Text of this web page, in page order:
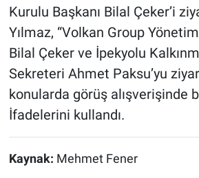
Kurulu Başkanı Bilal Çeker’i
Yılmaz, “Volkan Group
Bilal Çeker ve İpekyolu
Sekreteri Ahmet Paksu’yu
konularda görüş alışverişinde
İfadelerini kullandı.
Kaynak: Mehmet Fener